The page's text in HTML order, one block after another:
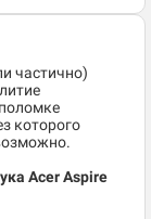
частично)
которого
Acer Aspire